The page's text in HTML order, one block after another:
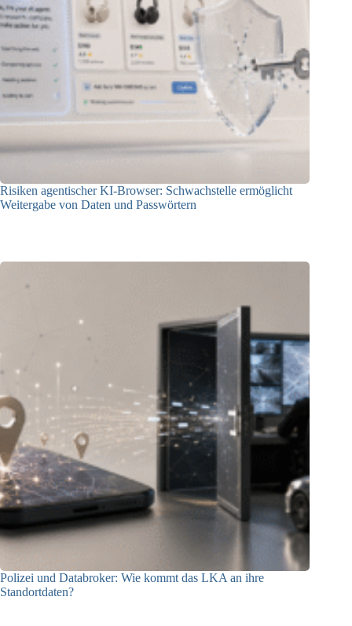
Risiken agentischer KI-Browser: Schwachstelle ermöglicht
Weitergabe von Daten und Passwörtern
Polizei und Databroker: Wie kommt das LKA an ihre
Standortdaten?